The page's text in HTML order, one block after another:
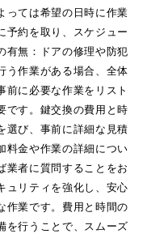
っては希望の日時に作業
予約を取り、スケジュー
有無：ドアの修理や防犯
う作業がある場合、全体
前に必要な作業をリスト
です。鍵交換の費用と時
選び、事前に詳細な見積
料金や作業の詳細につい
業者に質問することをお
ュリティを強化し、安心
作業です。費用と時間の
を行うことで、スムーズ